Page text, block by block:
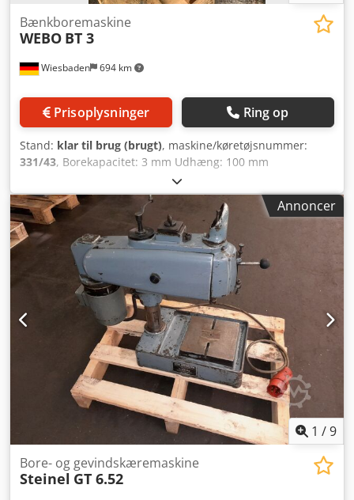
Wiesbaden 694 km
Bænkboremaskine
WEBO BT 3
Prisoplysninger Ring op
Stand: klar til brug (brugt), maskine/køretøjsnummer:
331/43, Borekapacitet: 3 mm Udhæng: 100 mm
Spindelhastigheder: 6300 og 9000 omdr./min Dwjdpfx
Ajfnbgqeblea Drivmotor: 380 V, 0,18 kW Pladsbehov: 470 x
250 x 520 mm Vægt: 39 kg
Annoncer
1 /9
Bore- og gevindskæremaskine
Steinel GT 6.52